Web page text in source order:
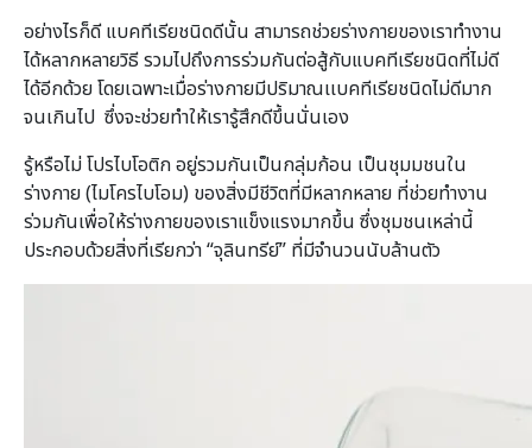
อย่างไรก็ดี แบคทีเรียชนิดดีนั้น สามารถช่วยร่างกายของเราทำงาน
ได้หลากหลายวิธี รวมไปถึงการร่วมกันต่อสู้กับแบคทีเรียชนิดที่ไม่ดี
ได้อีกด้วย โดยเฉพาะเมื่อร่างกายมีปริมาณเเบคทีเรียชนิดไม่ดีมาก
จนเกินไป ซึ่งจะช่วยทำให้เรารู้สึกดีขึ้นนั่นเอง
รู้หรือไม่ โปรไบโอติก อยู่รวมกันเป็นกลุ่มก้อน เป็นชุมมชนใน
ร่างกาย (ไมโครไบโอม) ของสิ่งมีชีวิตที่มีหลากหลาย ที่ช่วยทำงาน
ร่วมกันเพื่อให้ร่างกายของเราแข็งแรงมากขึ้น ซึ่งชุมชนเหล่านี้
ประกอบด้วยสิ่งที่เรียกว่า “จุลินทรีย์” ที่มีจำนวนนับล้านตัว